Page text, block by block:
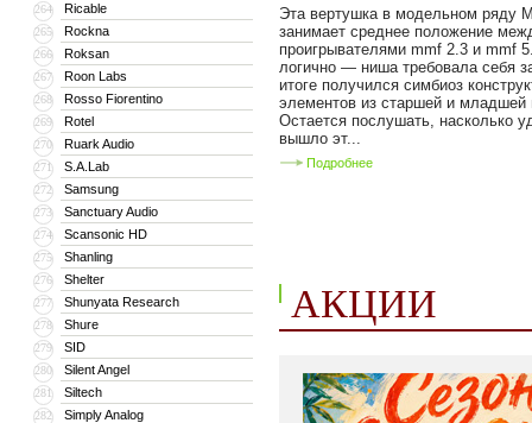
264 Ricable
265 Rockna
266 Roksan
267 Roon Labs
268 Rosso Fiorentino
269 Rotel
270 Ruark Audio
271 S.A.Lab
272 Samsung
273 Sanctuary Audio
274 Scansonic HD
275 Shanling
276 Shelter
277 Shunyata Research
278 Shure
279 SID
280 Silent Angel
281 Siltech
282 Simply Analog
Эта вертушка в модельном ряду
занимает среднее положение
проигрывателями mmf 2.3 и mmf
логично — ниша требовала себя
итоге получился симбиоз
элементов из старшей и младшей
Остается послушать, насколько
вышло эт...
Подробнее
АКЦИИ